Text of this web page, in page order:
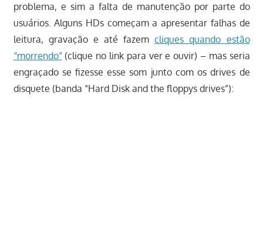
problema, e sim a falta de manutenção por parte do
usuários. Alguns HDs começam a apresentar falhas de
leitura, gravação e até fazemcliques quando estão
“morrendo”(clique no link para ver e ouvir) – mas seria
engraçado se fizesse esse som junto com os drives de
disquete (banda “Hard Disk and the floppys drives”):